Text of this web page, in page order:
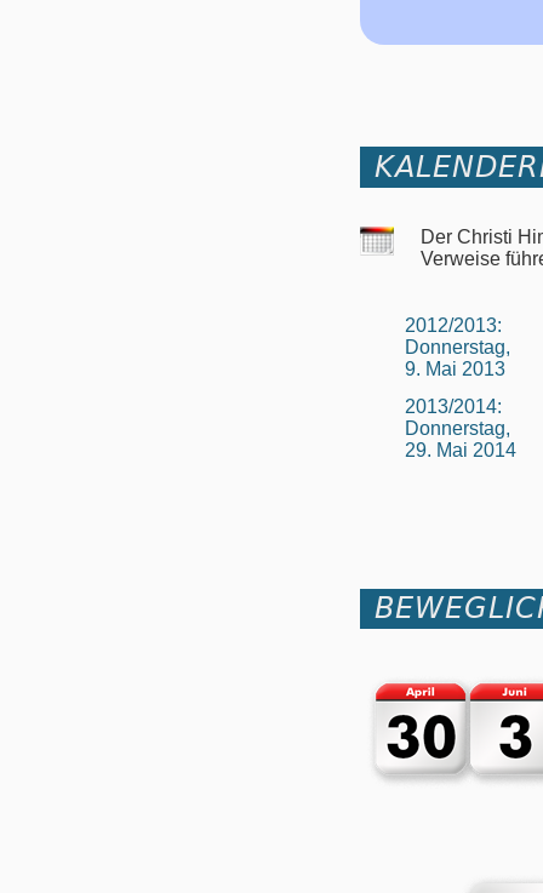
Der Christi
Verweise
2012/2013:
Donnerstag,
9. Mai 2013
2013/2014:
Donnerstag,
29. Mai 2014